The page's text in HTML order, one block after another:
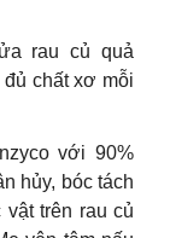
rau củ quả
chất xơ mỗi
với 90%
hủy, bóc tách
trên rau củ